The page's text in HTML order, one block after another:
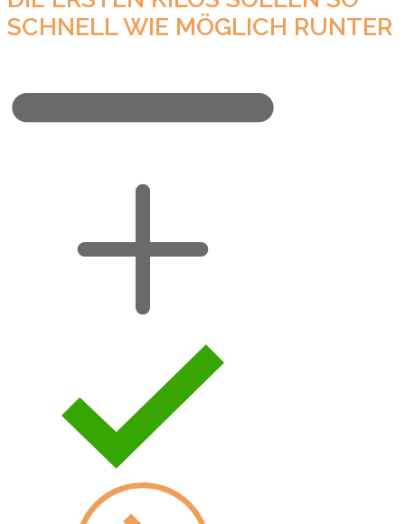
SCHNELL WIE MÖGLICH RUNTER